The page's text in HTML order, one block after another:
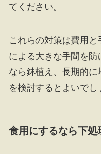
てください。
これらの対策は費用
による大きな手間を
なら鉢植え、長期的
を検討するとよいでし
食用にするなら下処